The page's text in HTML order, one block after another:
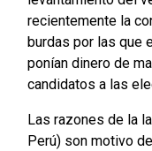
recientemente la
burdas por las que
ponían dinero de
candidatos a las
Las razones de la
Perú) son motivo